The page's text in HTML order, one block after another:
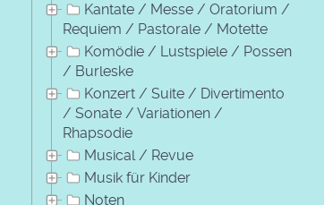
Kantate / Messe / Oratorium /
Requiem / Pastorale / Motette
Komödie / Lustspiele / Possen
/ Burleske
Konzert / Suite / Divertimento
/ Sonate / Variationen /
Rhapsodie
Musical / Revue
Musik für Kinder
Noten